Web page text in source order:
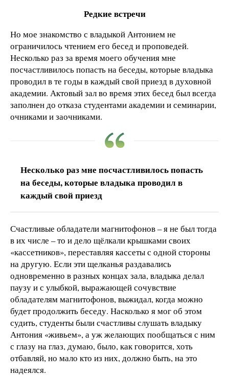
Редкие встречи
Но мое знакомство с владыкой Антонием не
ограничилось чтением его бесед и проповедей.
Несколько раз за время моего обучения мне
посчастливилось попасть на беседы, которые владыка
проводил в те годы в каждый свой приезд в духовной
академии. Актовый зал во время этих бесед был всегда
заполнен до отказа студентами академии и семинарии,
очниками и заочниками.
Несколько раз мне посчастливилось попасть
на беседы, которые владыка проводил в
каждый свой приезд
Счастливые обладатели магнитофонов – я не был тогда
в их числе – то и дело щёлкали крышками своих
«кассетников», переставляя кассеты с одной стороны
на другую. Если эти щелканья раздавались
одновременно в разных концах зала, владыка делал
паузу и с улыбкой, выражающей сочувствие
обладателям магнитофонов, выжидал, когда можно
будет продолжить беседу. Насколько я мог об этом
судить, студенты были счастливы слушать владыку
Антония «живьем», а уж желающих пообщаться с ним
с глазу на глаз, думаю, было, как говорится, хоть
отбавляй, но мало кто из них, должно быть, на это
надеялся.